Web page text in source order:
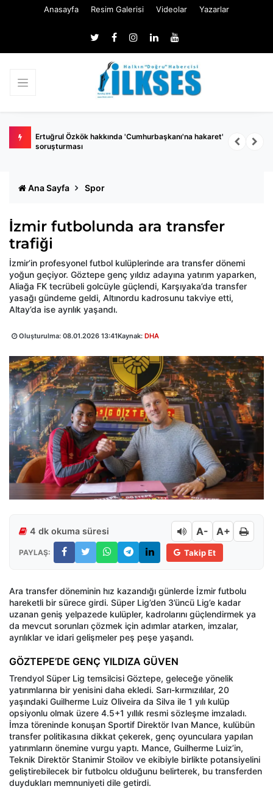
Anasayfa Resim Galerisi Videolar Yazarlar
belli
Ertuğrul Özkök hakkında 'Cumhurbaşkanı'na hakaret'
soruşturması
Ana Sayfa Spor
İzmir futbolunda ara transfer
trafiği
İzmir’in profesyonel futbol kulüplerinde ara transfer dönemi
yoğun geçiyor. Göztepe genç yıldız adayına yatırım yaparken,
Aliağa FK tecrübeli golcüyle güçlendi, Karşıyaka’da transfer
yasağı gündeme geldi, Altınordu kadrosunu takviye etti,
Altay’da ise ayrılık yaşandı.
Oluşturulma: 08.01.2026 13:41Kaynak: DHA
4 dk okuma süresi A- A+
PAYLAŞ: Takip Et
Ara transfer döneminin hız kazandığı günlerde İzmir futbolu
hareketli bir sürece girdi. Süper Lig’den 3’üncü Lig’e kadar
uzanan geniş yelpazede kulüpler, kadrolarını güçlendirmek ya
da mevcut sorunları çözmek için adımlar atarken, imzalar,
ayrılıklar ve idari gelişmeler peş peşe yaşandı.
GÖZTEPE’DE GENÇ YILDIZA GÜVEN
Trendyol Süper Lig temsilcisi Göztepe, geleceğe yönelik
yatırımlarına bir yenisini daha ekledi. Sarı-kırmızılılar, 20
yaşındaki Guilherme Luiz Oliveira da Silva ile 1 yılı kulüp
opsiyonlu olmak üzere 4.5+1 yıllık resmi sözleşme imzaladı.
İmza töreninde konuşan Sportif Direktör Ivan Mance, kulübün
transfer politikasına dikkat çekerek, genç oyunculara yapılan
yatırımların önemine vurgu yaptı. Mance, Guilherme Luiz’in,
Teknik Direktör Stanimir Stoilov ve ekibiyle birlikte potansiyelini
geliştirebilecek bir futbolcu olduğunu belirterek, bu transferden
duydukları memnuniyeti dile getirdi.